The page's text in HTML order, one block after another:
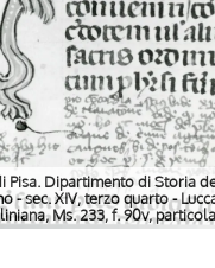
Pisa. Dipartimento di Storia
- sec. XIV, terzo quarto -
Ms. 233, f. 90v,